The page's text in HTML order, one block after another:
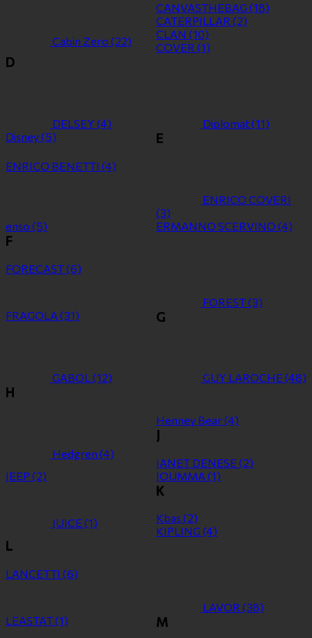
Cabin Zero (22)
CANVASTHEBAG (18)
CATERPILLAR (2)
CLAN (10)
COVER (1)
D
DELSEY (4) Diplomat(11)
Disney(5) E
ENRICO BENETTI (4)
ENRICO COVERI
(3)
enso (5) ERMANNO SCERVINO (4)
F
FORECAST(6)
FOREST(3)
FRAGOLA (31) G
GABOL(12) GUY LAROCHE (48)
H
Hedgren (4)
Henney Bear(4)
J
JANET DENESE (2)
JEEP (2) JOUMMA (1)
JUICE (1)
K
Kbas (2)
KIPLING (4)
L
LANCETTI (6)
LAVOR (38)
LEASTAT(1) M